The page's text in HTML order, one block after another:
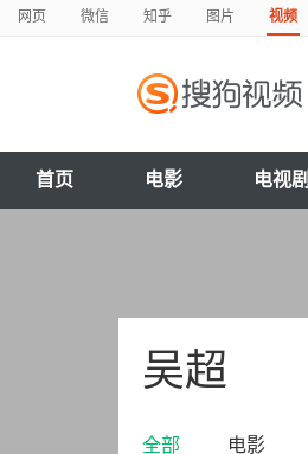
网页 微信 知乎 图片 视频
首页 电影 电视剧
吴超
全部 电影